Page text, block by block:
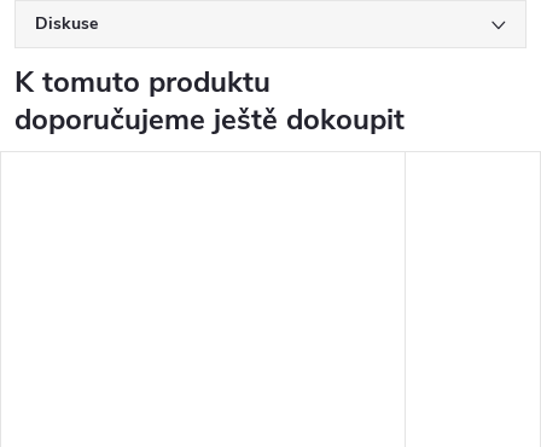
Diskuse
K tomuto produktu
doporučujeme ještě dokoupit